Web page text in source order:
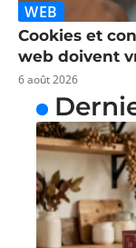
WEB
Cookies et
web doivent
6 août 2026